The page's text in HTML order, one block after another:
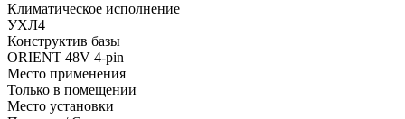
Климатическое исполнение
УХЛ4
Конструктив базы
ORIENT 48V 4-pin
Место применения
Только в помещении
Место установки